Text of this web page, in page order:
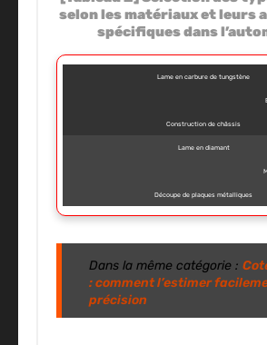
selon les matériaux et leurs
spécifiques dans
Lame en carbure de tungstène
Construction de châssis
Lame en diamant
Découpe de plaques métalliques
Dans la même catégorie :
: comment l’estimer
précision